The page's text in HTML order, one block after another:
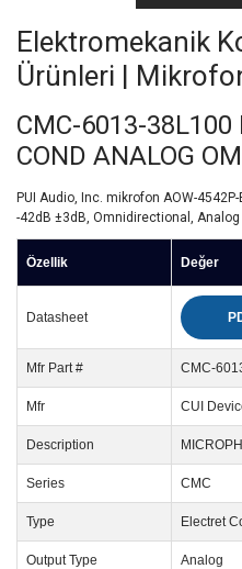
Elektromekanik
Ürünleri |
CMC-6013-38L100
COND ANALOG
PUI Audio, Inc. mikrofon AOW-
-42dB ±3dB, Omnidirectional, Analog
Özellik Değer
Datasheet
Mfr Part # CMC-
Mfr CUI
Description
Series CMC
Type Electret
Output Type Analog